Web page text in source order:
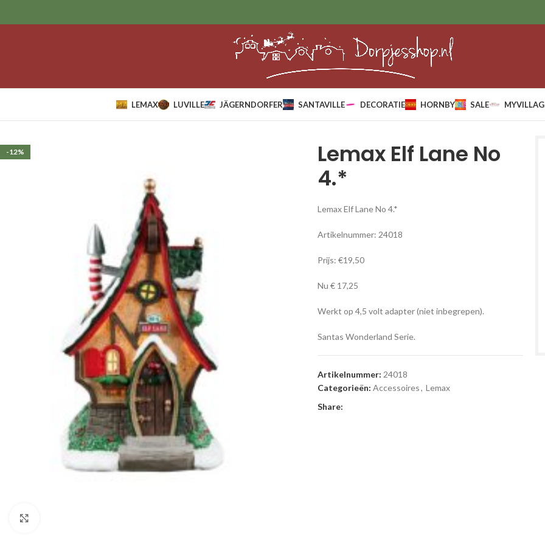
LEMAX LUVILLE JÄGERNDORFER SANTAVILLE DECORATIE HORNBY SALE
-12%
Lemax Elf Lane No
4.*
Lemax Elf Lane No 4.*
Artikelnummer: 24018
Prijs: €19,50
Nu € 17,25
Werkt op 4,5 volt adapter (niet inbegrepen).
Santas Wonderland Serie.
Artikelnummer: 24018
Categorieën: Accessoires, Lemax
Share: